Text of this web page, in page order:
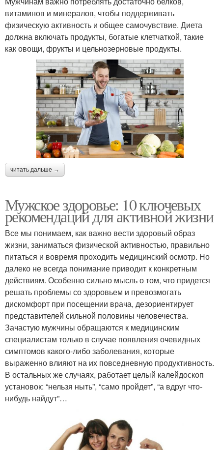
витаминов и минералов, чтобы поддерживать
физическую активность и общее самочувствие. Диета
должна включать продукты, богатые клетчаткой, такие
как овощи, фрукты и цельнозерновые продукты.
читать дальше →
Мужское здоровье: 10 ключевых
рекомендаций для активной жизни
Все мы понимаем, как важно вести здоровый образ
жизни, заниматься физической активностью, правильно
питаться и вовремя проходить медицинский осмотр. Но
далеко не всегда понимание приводит к конкретным
действиям. Особенно сильно мысль о том, что придется
решать проблемы со здоровьем и превозмогать
дискомфорт при посещении врача, дезориентирует
представителей сильной половины человечества.
Зачастую мужчины обращаются к медицинским
специалистам только в случае появления очевидных
симптомов какого-либо заболевания, которые
выраженно влияют на их повседневную продуктивность.
В остальных же случаях, работает целый калейдоскоп
установок: “нельзя ныть”, “само пройдет”, “а вдруг что-
нибудь найдут”…